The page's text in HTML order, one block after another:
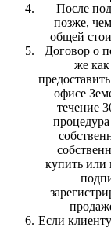
После
позже,
общей
Договор о
же
офисе
течение
купить или
Если